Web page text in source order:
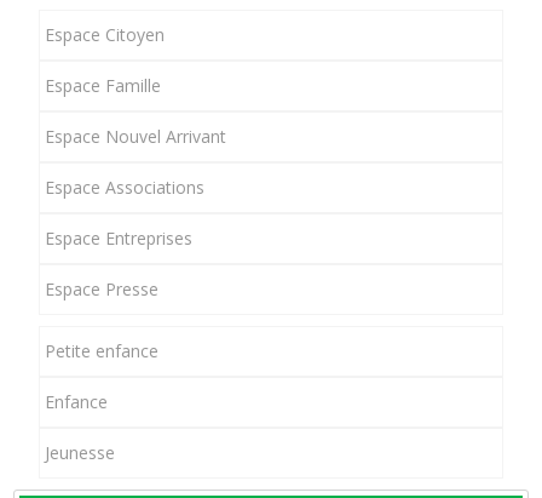
Espace Citoyen
Espace Famille
Espace Nouvel Arrivant
Espace Associations
Espace Entreprises
Espace Presse
Petite enfance
Enfance
Jeunesse